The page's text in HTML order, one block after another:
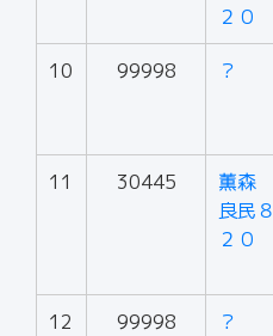
２０
10 99998 ？
11 30445
薫森
良民８
２０
12 99998 ？